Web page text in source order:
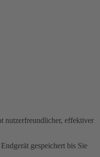
nutzerfreundlicher, effektiver
gespeichert bis Sie